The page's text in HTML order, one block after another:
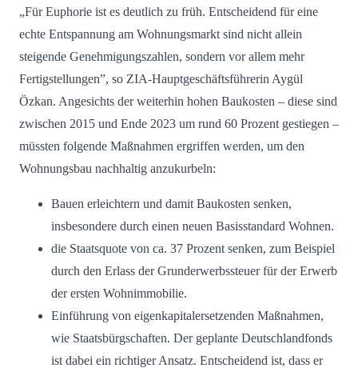
„Für Euphorie ist es deutlich zu früh. Entscheidend für eine
echte Entspannung am Wohnungsmarkt sind nicht allein
steigende Genehmigungszahlen, sondern vor allem mehr
Fertigstellungen”, so ZIA-Hauptgeschäftsführerin Aygül
Özkan. Angesichts der weiterhin hohen Baukosten – diese sind
zwischen 2015 und Ende 2023 um rund 60 Prozent gestiegen –
müssten folgende Maßnahmen ergriffen werden, um den
Wohnungsbau nachhaltig anzukurbeln:
Bauen erleichtern und damit Baukosten senken,
insbesondere durch einen neuen Basisstandard Wohnen.
die Staatsquote von ca. 37 Prozent senken, zum Beispiel
durch den Erlass der Grunderwerbssteuer für der Erwerb
der ersten Wohnimmobilie.
Einführung von eigenkapitalersetzenden Maßnahmen,
wie Staatsbürgschaften. Der geplante Deutschlandfonds
ist dabei ein richtiger Ansatz. Entscheidend ist, dass er